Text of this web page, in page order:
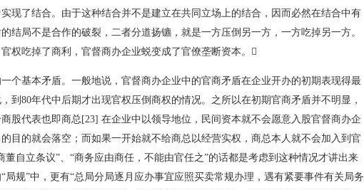
现了结合。由于这种结合并不是建立在共同立场上的结合，因而必然在结合中有
结局不是合作的破裂，二者分道扬镳，就是一方压倒另一方，一方吃掉另一方。
权吃掉了商利，官督商办企业蜕变成了官僚垄断资本。
个基本矛盾。一般地说，官督商办企业中的官商矛盾在企业开办的初期表现得最
到80年代中后期才出现官权压倒商权的情况。之所以在初期官商矛盾并不明显，
股代表也即商总[23] 在企业中以领导地位，民间资本就不会愿意入股官督商办企
目的就会落空；而如果一开始就不给商总以经营实权，商总本人就不会加入到官
董自立条议”、“商务应由商任，不能由官任之”的话都是考虑到这种情况才讲出来
局规”中，更有“总局分局逐月应办事宜应照买卖常规办理，遇有紧要事件有关局务